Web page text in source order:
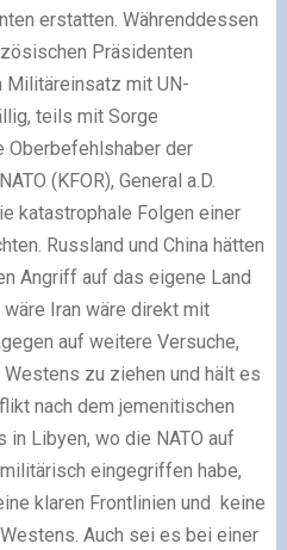
erstatten. Währenddessen
Präsidenten
Militäreinsatz mit UN-
teils mit Sorge
Oberbefehlshaber der
(KFOR), General a.D.
katastrophale Folgen einer
Russland und China hätten
Angriff auf das eigene Land
Iran wäre direkt mit
auf weitere Versuche,
zu ziehen und hält es
nach dem jemenitischen
Libyen, wo die NATO auf
eingegriffen habe,
klaren Frontlinien und keine
Auch sei es bei einer